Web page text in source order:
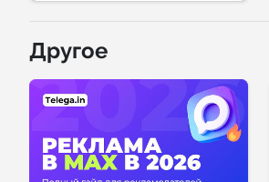
Другое